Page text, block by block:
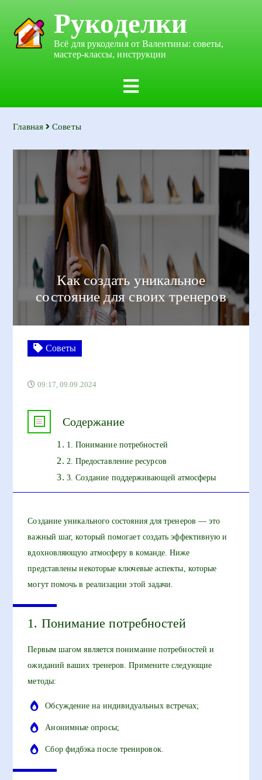
Рукоделки
Всё для рукоделия от Валентины: советы,
мастер-классы, инструкции
Главная Советы
Как создать уникальное
состояние для своих тренеров
Советы
09:17, 09.09.2024
Содержание
1. Понимание потребностей
2. Предоставление ресурсов
3. Создание поддерживающей атмосферы
Создание уникального состояния для тренеров — это
важный шаг, который помогает создать эффективную и
вдохновляющую атмосферу в команде. Ниже
представлены некоторые ключевые аспекты, которые
могут помочь в реализации этой задачи.
1. Понимание потребностей
Первым шагом является понимание потребностей и
ожиданий ваших тренеров. Примените следующие
методы:
Обсуждение на индивидуальных встречах;
Анонимные опросы;
Сбор фидбэка после тренировок.